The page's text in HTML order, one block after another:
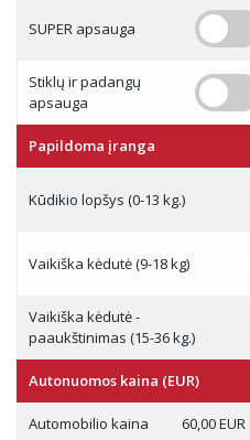
SUPER apsauga
Stiklų ir padangų
apsauga
Papildoma įranga
Kūdikio lopšys (0-13 kg.)
Vaikiška kėdutė (9-18 kg)
Vaikiška kėdutė -
paaukštinimas (15-36 kg.)
Autonuomos kaina (EUR)
Automobilio kaina 60,00 EUR